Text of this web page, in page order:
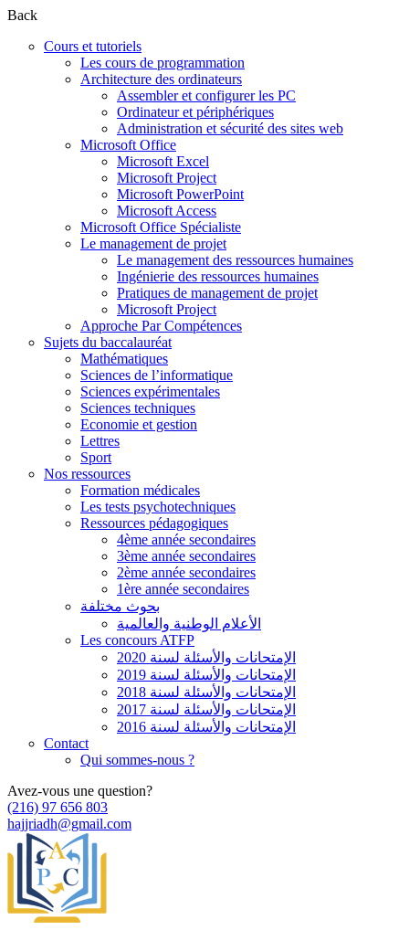
Back
Cours et tutoriels
Les cours de programmation
Architecture des ordinateurs
Assembler et configurer les PC
Ordinateur et périphériques
Administration et sécurité des sites web
Microsoft Office
Microsoft Excel
Microsoft Project
Microsoft PowerPoint
Microsoft Access
Microsoft Office Spécialiste
Le management de projet
Le management des ressources humaines
Ingénierie des ressources humaines
Pratiques de management de projet
Microsoft Project
Approche Par Compétences
Sujets du baccalauréat
Mathématiques
Sciences de l’informatique
Sciences expérimentales
Sciences techniques
Economie et gestion
Lettres
Sport
Nos ressources
Formation médicales
Les tests psychotechniques
Ressources pédagogiques
4ème année secondaires
3ème année secondaires
2ème année secondaires
1ère année secondaires
بحوث مختلفة
الأعلام الوطنية والعالمية
Les concours ATFP
الإمتحانات والأسئلة لسنة 2020
الإمتحانات والأسئلة لسنة 2019
الإمتحانات والأسئلة لسنة 2018
الإمتحانات والأسئلة لسنة 2017
الإمتحانات والأسئلة لسنة 2016
Contact
Qui sommes-nous ?
Avez-vous une question?
(216) 97 656 803
hajjriadh@gmail.com